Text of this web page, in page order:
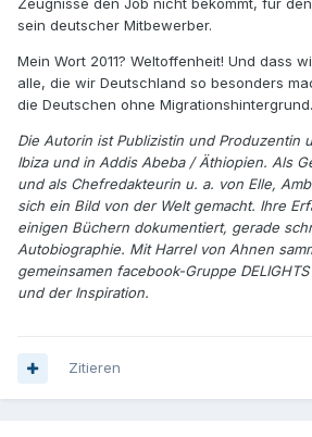
Zeugnisse den Job nicht bekommt, für
sein deutscher Mitbewerber.
Mein Wort 2011? Weltoffenheit! Und dass
alle, die wir Deutschland so besonders
die Deutschen ohne Migrationshintergrund.
Die Autorin ist Publizistin und Produzentin
Ibiza und in Addis Abeba / Äthiopien. Als
und als Chefredakteurin u. a. von Elle,
sich ein Bild von der Welt gemacht. Ihre
einigen Büchern dokumentiert, gerade
Autobiographie. Mit Harrel von Ahnen
gemeinsamen facebook-Gruppe
und der Inspiration.
Zitieren